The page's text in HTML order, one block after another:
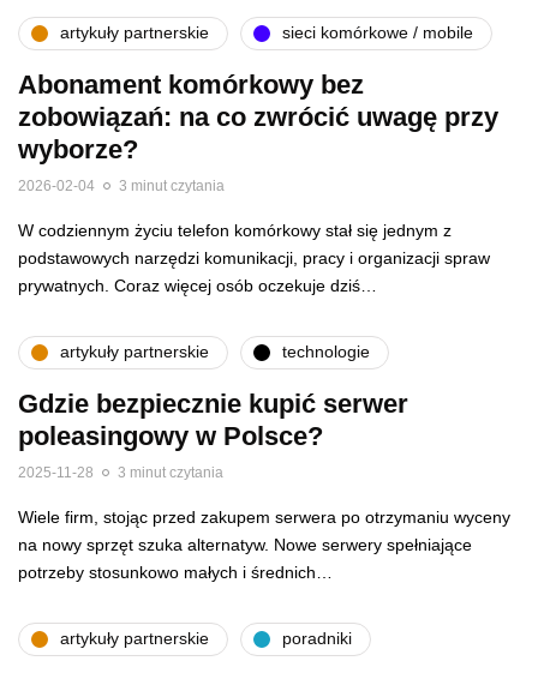
artykuły partnerskie sieci komórkowe / mobile
Abonament komórkowy bez
zobowiązań: na co zwrócić uwagę przy
wyborze?
2026-02-04 3 minut czytania
W codziennym życiu telefon komórkowy stał się jednym z
podstawowych narzędzi komunikacji, pracy i organizacji spraw
prywatnych. Coraz więcej osób oczekuje dziś…
artykuły partnerskie technologie
Gdzie bezpiecznie kupić serwer
poleasingowy w Polsce?
2025-11-28 3 minut czytania
Wiele firm, stojąc przed zakupem serwera po otrzymaniu wyceny
na nowy sprzęt szuka alternatyw. Nowe serwery spełniające
potrzeby stosunkowo małych i średnich…
artykuły partnerskie poradniki